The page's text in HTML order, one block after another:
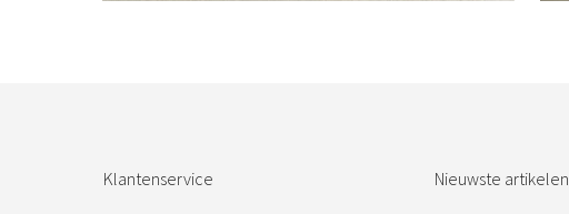
Klantenservice Nieuwste artikelen